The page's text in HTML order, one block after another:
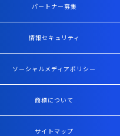
パートナー募集
情報セキュリティ
ソーシャルメディアポリシー
商標について
サイトマップ